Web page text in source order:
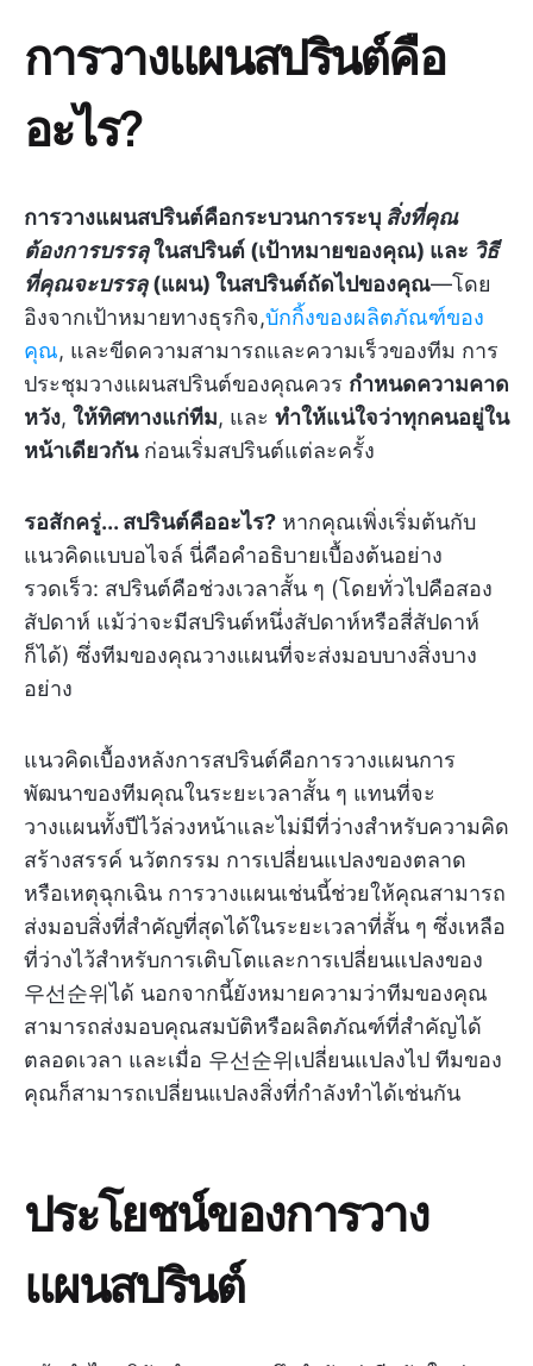
การวางแผนสปรินต์คือ
อะไร?
การวางแผนสปรินต์คือกระบวนการระบุ สิ่งที่คุณ
ต้องการบรรลุในสปรินต์ (เป้าหมายของคุณ) และ วิธี
ที่คุณจะบรรลุ(แผน) ในสปรินต์ถัดไปของคุณ—โดย
อิงจากเป้าหมายทางธุรกิจ,บักกิ้งของผลิตภัณฑ์ของ
คุณ, และขีดความสามารถและความเร็วของทีม การ
ประชุมวางแผนสปรินต์ของคุณควร กำหนดความคาด
หวัง, ให้ทิศทางแก่ทีม, และ ทำให้แน่ใจว่าทุกคนอยู่ใน
หน้าเดียวกันก่อนเริ่มสปรินต์แต่ละครั้ง
รอสักครู่... สปรินต์คืออะไร? หากคุณเพิ่งเริ่มต้นกับ
แนวคิดแบบอไจล์ นี่คือคำอธิบายเบื้องต้นอย่าง
รวดเร็ว: สปรินต์คือช่วงเวลาสั้น ๆ (โดยทั่วไปคือสอง
สัปดาห์ แม้ว่าจะมีสปรินต์หนึ่งสัปดาห์หรือสี่สัปดาห์
ก็ได้) ซึ่งทีมของคุณวางแผนที่จะส่งมอบบางสิ่งบาง
อย่าง
แนวคิดเบื้องหลังการสปรินต์คือการวางแผนการ
พัฒนาของทีมคุณในระยะเวลาสั้น ๆ แทนที่จะ
วางแผนทั้งปีไว้ล่วงหน้าและไม่มีที่ว่างสำหรับความคิด
สร้างสรรค์ นวัตกรรม การเปลี่ยนแปลงของตลาด
หรือเหตุฉุกเฉิน การวางแผนเช่นนี้ช่วยให้คุณสามารถ
ส่งมอบสิ่งที่สำคัญที่สุดได้ในระยะเวลาที่สั้น ๆ ซึ่งเหลือ
ที่ว่างไว้สำหรับการเติบโตและการเปลี่ยนแปลงของ
우선순위ได้ นอกจากนี้ยังหมายความว่าทีมของคุณ
สามารถส่งมอบคุณสมบัติหรือผลิตภัณฑ์ที่สำคัญได้
ตลอดเวลา และเมื่อ 우선순위เปลี่ยนแปลงไป ทีมของ
คุณก็สามารถเปลี่ยนแปลงสิ่งที่กำลังทำได้เช่นกัน
ประโยชน์ของการวาง
แผนสปรินต์